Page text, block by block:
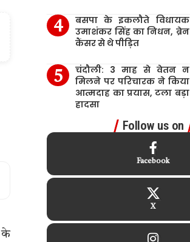
के
बसपा के इकलौते विधायक
उमाशंकर सिंह का निधन, ब्रेन
कैंसर से थे पीड़ित
चंदौली: 3 माह से वेतन न
मिलने पर परिचारक ने किया
आत्मदाह का प्रयास, टला बड़ा
हादसा
Follow us on
Facebook
X